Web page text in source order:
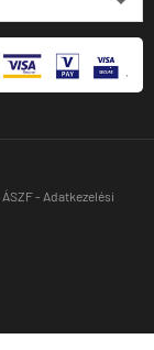
ÁSZF- Adatkezelési